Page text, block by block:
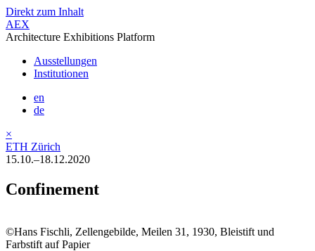
Direkt zum Inhalt
AEX
Architecture Exhibitions Platform
Ausstellungen
Institutionen
en
de
×
ETH Zürich
15.10.–18.12.2020
Confinement
©Hans Fischli, Zellengebilde, Meilen 31, 1930, Bleistift und
Farbstift auf Papier